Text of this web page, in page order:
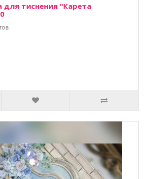
для тиснения "Карета